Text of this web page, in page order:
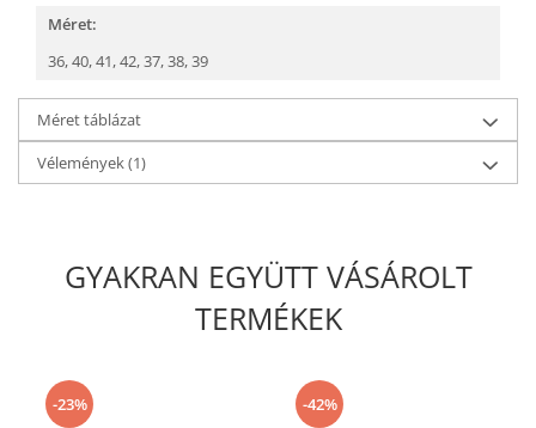
Méret:
36,40,41,42,37,38,39
Méret táblázat
Vélemények(1)
GYAKRAN EGYÜTT VÁSÁROLT
TERMÉKEK
-23% -42%